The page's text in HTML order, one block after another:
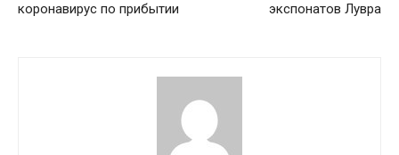
коронавирус по прибытии
экспонатов Лувра